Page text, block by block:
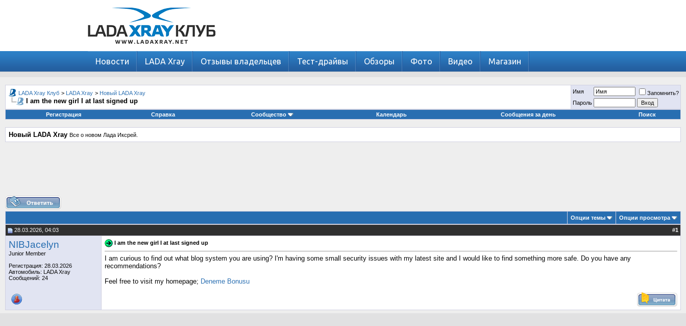
Новости LADA Xray Отзывы владельцев Тест-драйвы Обзоры Фото Видео Магазин
LADA Xray Клуб > LADA Xray > Новый LADA Xray
I am the new girl I at last signed up
Имя
Запомнить?
Пароль
Регистрация
Справка Сообщество Календарь Сообщения за день Поиск
Новый LADA Xray Все о новом Лада Иксрей.
Опции темы
Опции просмотра
28.03.2026, 04:03
#1
NIBJacelyn
Junior Member
Регистрация: 28.03.2026
Автомобиль: LADA Xray
Сообщений: 24
I am the new girl I at last signed up
I am curious to find out what blog system you are using? I'm having some small security issues with my latest site and I would like to find something more safe. Do you have any
recommendations?
Feel free to visit my homepage; Deneme Bonusu